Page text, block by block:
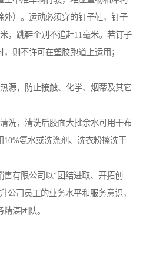
外）。运动必须穿的钉子鞋，钉子
，跳鞋个别不追赶11毫米。若钉子
则不许可在塑胶跑道上运用；
源，防止接触、化学、烟蒂及其它
洗，清洗后胶面大批余水可用干布
10%氨水或洗涤剂、洗衣粉擦洗干
有限公司以“团结进取、开拓创
公司员工的业务水平和服务意识，
湛团队。